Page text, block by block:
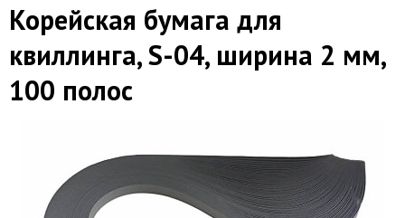
Корейская бумага для
квиллинга, S-04, ширина 2 мм,
100 полос